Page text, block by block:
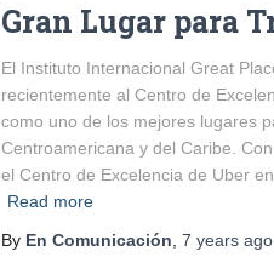
Gran Lugar para
El Instituto Internacional Great
recientemente al Centro de
como uno de los mejores lugares
Centroamericana y del Caribe.
el Centro de Excelencia de Uber
Read more
By En Comunicación 7 years ago